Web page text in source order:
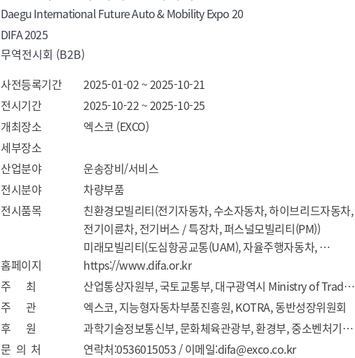
Daegu International Future Auto & Mobility Expo 20
DIFA 2025
무역전시회 (B2B)
사전등록기간
2025-01-02 ~ 2025-10-21
전시기간
2025-10-22 ~ 2025-10-25
개최장소
엑스코 (EXCO)
세부장소
산업분야
운송장비/서비스
전시분야
차량부품
전시품목
친환경모빌리티(전기자동차, 수소자동차, 하이브리드자동차,
전기이륜차, 전기버스 / 특장차, 퍼스널모빌리티(PM))
미래모빌리티(도심항공교통(UAM), 자율주행자동차,
자율주행 AI / SW / 센서 / 통신, 첨단운전자지원시스템
(ADAS), MaaS 플랫폼, SDV)
이차전지 / 부품 / 서비스(배터리·소재·부품·장비, 배터리팩 /
리사이클링, 전장부품 / 전동화 모터, 충전서비스 / 인프라,
수소 연료전지, 튜닝부품 및 주변기기)
홈페이지
https://www.difa.or.kr
주 최
산업통상자원부, 국토교통부, 대구광역시 Ministry of Trade, Industry and Energy / Ministry of Land, infrastructure and Transport / Daegu Metropolitan City
주 관
엑스코, 지능형자동차부품진흥원, KOTRA, 동반성장위원회
후 원
과학기술정보통신부, 문화체육관광부, 환경부, 중소벤처기업부
문 의 처
연락처:0536015053 / 이메일:difa@exco.co.kr